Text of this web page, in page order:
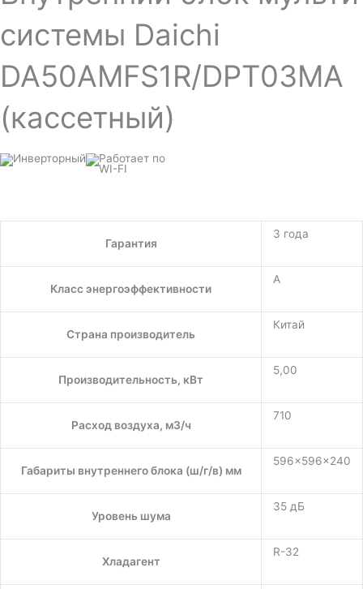
системы Daichi
DA50AMFS1R/DPT03MA
(кассетный)
Гарантия
3 года
Класс энергоэффективности
A
Страна производитель
Китай
Производительность, кВт
5,00
Расход воздуха, м3/ч
710
Габариты внутреннего блока (ш/г/в) мм
596×596×240
Уровень шума
35 дБ
Хладагент
R-32